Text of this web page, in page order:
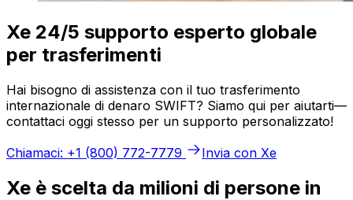
Xe 24/5 supporto esperto globale
per trasferimenti
Hai bisogno di assistenza con il tuo trasferimento
internazionale di denaro SWIFT? Siamo qui per aiutarti—
contattaci oggi stesso per un supporto personalizzato!
Chiamaci: +1 (800) 772-7779
Invia con Xe
Xe è scelta da milioni di persone in